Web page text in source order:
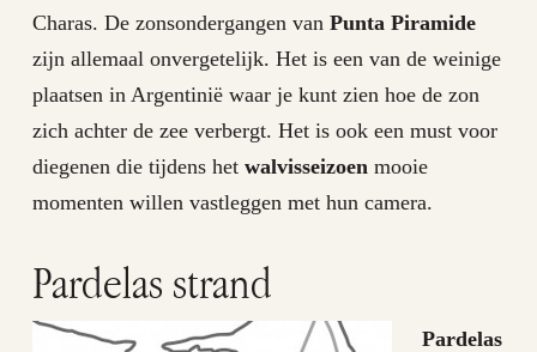
Charas. De zonsondergangen van Punta Piramide
zijn allemaal onvergetelijk. Het is een van de weinige
plaatsen in Argentinië waar je kunt zien hoe de zon
zich achter de zee verbergt. Het is ook een must voor
diegenen die tijdens het walvisseizoen mooie
momenten willen vastleggen met hun camera.
Pardelas strand
Pardelas